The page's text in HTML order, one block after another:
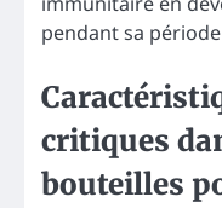
pendant sa
critiques
bouteilles